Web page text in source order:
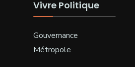
Vivre Politique
Gouvernance
Métropole